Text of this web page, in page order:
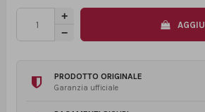
PRODOTTO ORIGINALE
Garanzia ufficiale